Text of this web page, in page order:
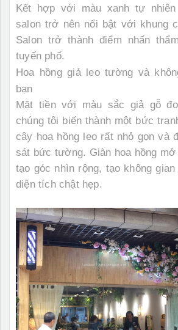
Kết hợp với màu xanh tự
salon trở nên nổi bật với khung
Salon trở thành điểm nhấn
tuyến phố.
Hoa hồng giả leo tường và
bạn
Mặt tiền với màu sắc giả gỗ
chúng tôi biến thành một bức
cây hoa hồng leo rất nhỏ gọn và
sát bức tường. Giàn hoa hồng
tạo góc nhìn rộng, tạo không
diện tích chật hẹp.